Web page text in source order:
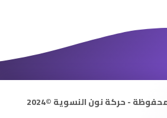
- حركة نون النسوية ©2024